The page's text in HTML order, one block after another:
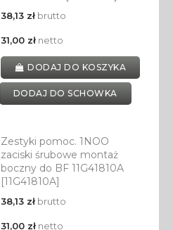
38,13 złbrutto
31,00 złnetto
DODAJ DO KOSZYKA
DODAJ DO SCHOWKA
Zestyki pomoc. 1NOO
zaciski śrubowe montaż
boczny do BF 11G41810A
[11G41810A]
38,13 złbrutto
31,00 złnetto